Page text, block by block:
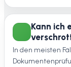
Kann ich
In den meisten